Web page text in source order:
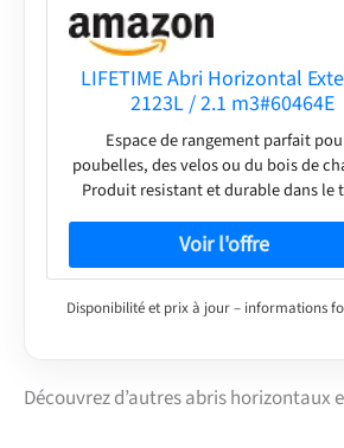
LIFETIME Abri Horizontal
2123L / 2.1 m3#60464E
Espace de rangement parfait
poubelles, des velos ou du bois de
Produit resistant et durable dans le
Necessite un faible entretien Muni
antiderapant resistant aux chocs
Disponibilité et prix à jour – informations
Découvrez d’autres abris horizontaux